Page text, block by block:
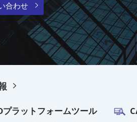
合わせ
プラットフォームツール